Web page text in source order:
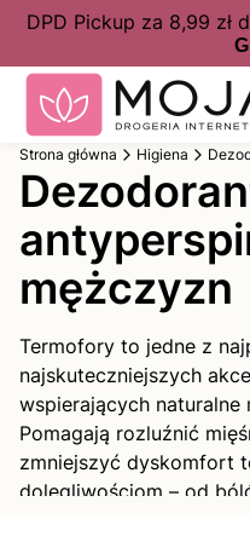
DPD Pickup za 8,99 zł
Strona główna Higiena
mężczyzn
Termofory to jedne z
najskuteczniejszych
wspierających
Pomagają rozluźnić
zmniejszyć dyskomfort
dolegliwościom – od